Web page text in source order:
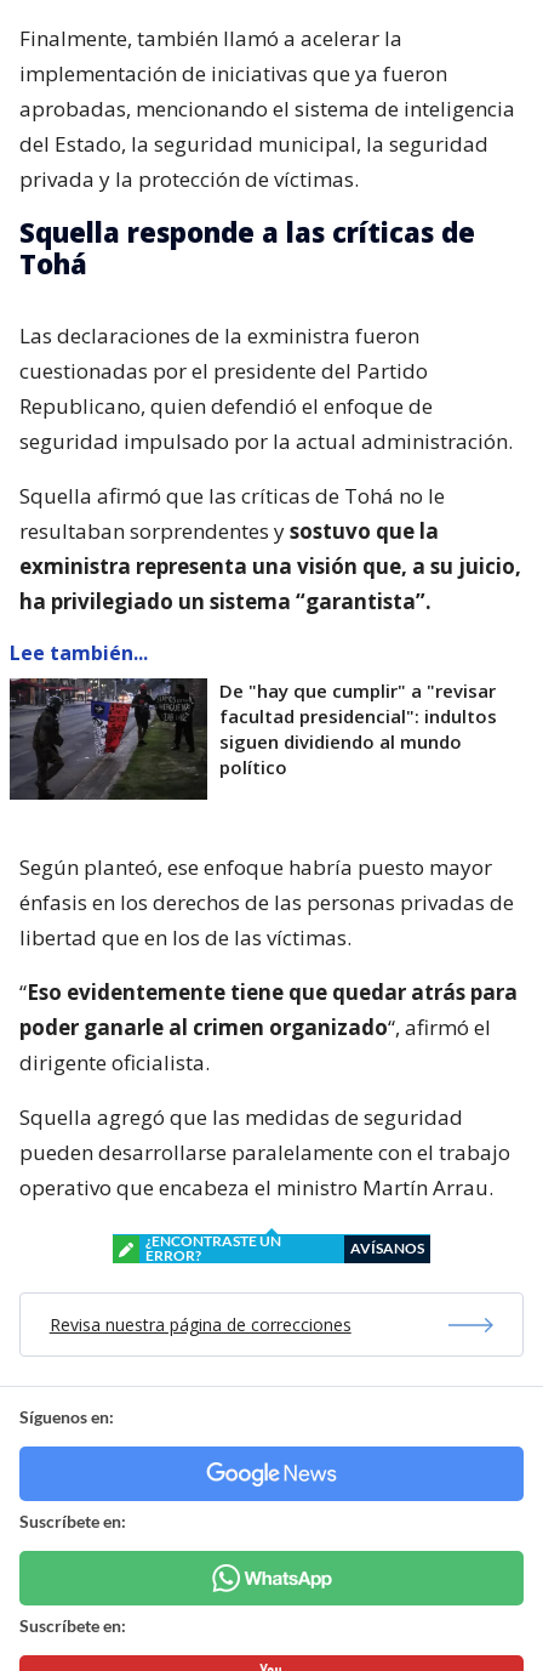
Finalmente, también llamó a acelerar la
implementación de iniciativas que ya fueron
aprobadas, mencionando el sistema de inteligencia
del Estado, la seguridad municipal, la seguridad
privada y la protección de víctimas.
Squella responde a las críticas de
Tohá
Las declaraciones de la exministra fueron
cuestionadas por el presidente del Partido
Republicano, quien defendió el enfoque de
seguridad impulsado por la actual administración.
Squella afirmó que las críticas de Tohá no le
resultaban sorprendentes ysostuvo que la
exministra representa una visión que, a su juicio,
ha privilegiado un sistema “garantista”.
Lee también...
De "hay que cumplir" a "revisar
facultad presidencial": indultos
siguen dividiendo al mundo
político
Según planteó, ese enfoque habría puesto mayor
énfasis en los derechos de las personas privadas de
libertad que en los de las víctimas.
“Eso evidentemente tiene que quedar atrás para
poder ganarle al crimen organizado“, afirmó el
dirigente oficialista.
Squella agregó que las medidas de seguridad
pueden desarrollarse paralelamente con el trabajo
operativo que encabeza el ministro Martín Arrau.
¿ENCONTRASTE UN
ERROR?
AVÍSANOS
Revisa nuestra página de correcciones
Síguenos en:
Suscríbete en:
Suscríbete en: